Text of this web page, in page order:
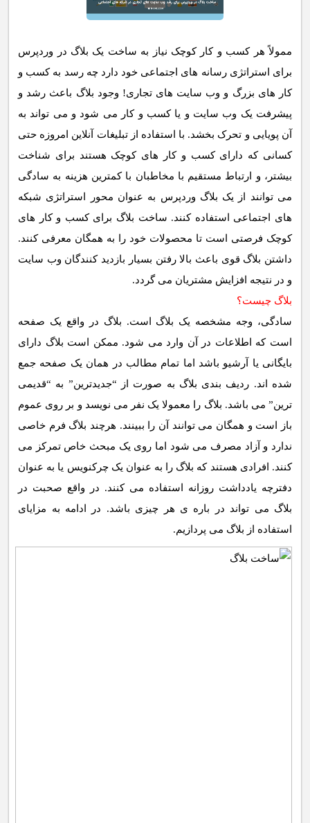
ممولاً هر کسب و کار کوچک نیاز به ساخت یک بلاگ در وردپرس
برای استراتژی رسانه های اجتماعی خود دارد چه رسد به کسب و
کار های بزرگ و وب سایت های تجاری! وجود بلاگ باعث رشد و
پیشرفت یک وب سایت و یا کسب و کار می شود و می تواند به
آن پویایی و تحرک بخشد. با استفاده از تبلیغات آنلاین امروزه حتی
کسانی که دارای کسب و کار های کوچک هستند برای شناخت
بیشتر، و ارتباط مستقیم با مخاطبان با کمترین هزینه به سادگی
می توانند از یک بلاگ وردپرس به عنوان محور استراتژی شبکه
های اجتماعی استفاده کنند. ساخت بلاگ برای کسب و کار های
کوچک فرصتی است تا محصولات خود را به همگان معرفی کنند.
داشتن بلاگ قوی باعث بالا رفتن بسیار بازدید کنندگان وب سایت
و در نتیجه افزایش مشتریان می گردد.
بلاگ چیست؟
سادگی، وجه مشخصه یک بلاگ است. بلاگ در واقع یک صفحه
است که اطلاعات در آن وارد می شود. ممکن است بلاگ دارای
بایگانی یا آرشیو باشد اما تمام مطالب در همان یک صفحه جمع
شده اند. ردیف بندی بلاگ به صورت از “جدیدترین” به “قدیمی
ترین” می باشد. بلاگ را معمولا یک نفر می نویسد و بر روی عموم
باز است و همگان می توانند آن را ببینند. هرچند بلاگ فرم خاصی
ندارد و آزاد مصرف می شود اما روی یک مبحث خاص تمرکز می
کنند. افرادی هستند که بلاگ را به عنوان یک چرکنویس یا به عنوان
دفترچه یادداشت روزانه استفاده می کنند. در واقع صحبت در
بلاگ می تواند در باره ی هر چیزی باشد. در ادامه به مزایای
استفاده از بلاگ می پردازیم.